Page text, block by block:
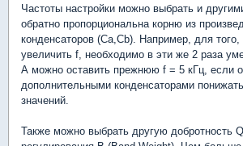
Частоты настройки можно выбрать и
обратно пропорциональна корню из
конденсаторов (Ca,Cb). Например, для
увеличить f, необходимо в эти же 2 раза
А можно оставить прежнюю f = 5 кГц, если
дополнительными конденсаторами
значений.
Также можно выбрать другую добротность